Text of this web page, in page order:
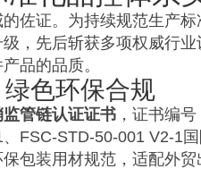
佐证。为持续规范生产
，先后斩获多项权威行
品的品质。
色环保合规
管链认证证书 ，证书编
FSC-STD-50-001 V2-1
包装用材规范，适配外